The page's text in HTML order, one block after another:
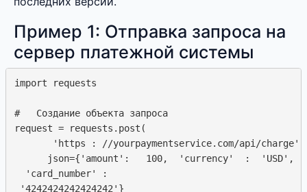
Пример 1: Отправка запроса на
сервер платежной системы
import requests
#   Создание объекта запроса
request = requests.post(
       'https : //yourpaymentservice.com/api/charge',
      json={'amount':   100,  'currency'  :  'USD',
  'card_number' :
'4242424242424242'}